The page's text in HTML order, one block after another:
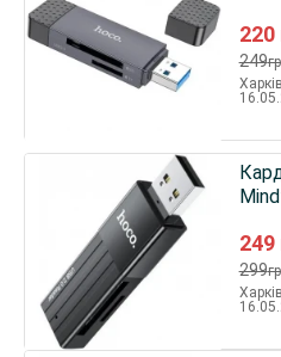
220
249
Харків
249
299
Харків